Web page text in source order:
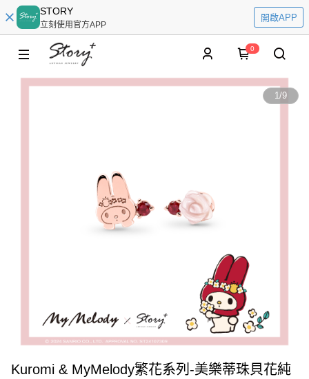
STORY
立刻使用官方APP
開啟APP
0
1/9
Kuromi & MyMelody繁花系列-美樂蒂珠貝花純